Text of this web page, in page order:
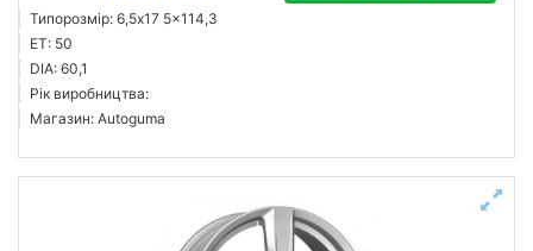
Типорозмір: 6,5x17 5x114,3
ET: 50
DIA: 60,1
Рік виробництва:
Магазин: Autoguma